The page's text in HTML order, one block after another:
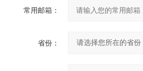
常用邮箱：
省份：